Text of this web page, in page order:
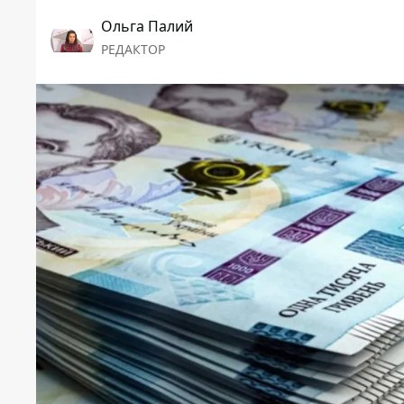
Ольга Палий
РЕДАКТОР